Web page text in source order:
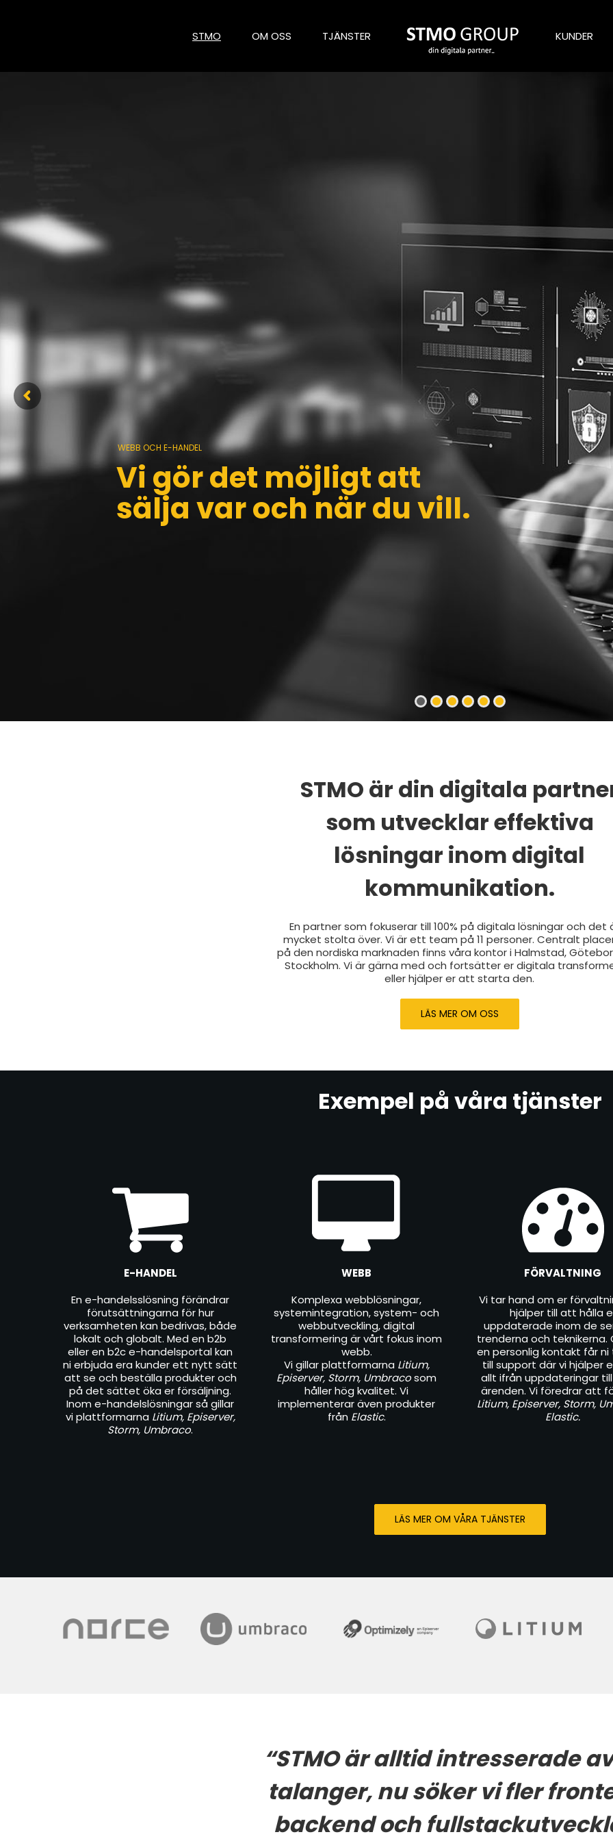
STMO OM OSS TJÄNSTER KUNDER
Vi gör det möjligt att
sälja var och när du vill.
WEBB OCH E-HANDEL
STMO är din digitala
som utvecklar effektiva
lösningar inom digital
kommunikation.
En partner som fokuserar till 100% på digitala lösningar och det
mycket stolta över. Vi är ett team på 11 personer. Centralt
på den nordiska marknaden finns våra kontor i Halmstad,
Stockholm. Vi är gärna med och fortsätter er digitala
eller hjälper er att starta den.
LÄS MER OM OSS
Exempel på våra tjänster
E-HANDEL
En e-handelsslösning förändrar
förutsättningarna för hur
verksamheten kan bedrivas, både
lokalt och globalt. Med en b2b
eller en b2c e-handelsportal kan
ni erbjuda era kunder ett nytt sätt
att se och beställa produkter och
på det sättet öka er försäljning.
Inom e-handelslösningar så gillar
vi plattformarna Litium, Episerver,
Storm, Umbraco.
WEBB
Komplexa webblösningar,
systemintegration, system- och
webbutveckling, digital
transformering är vårt fokus inom
webb.
Vi gillar plattformarna Litium,
Episerver, Storm, Umbracosom
håller hög kvalitet. Vi
implementerar även produkter
från Elastic.
FÖRVALTNING
Vi tar hand om er
hjälper till att hålla
uppdaterade inom de
trenderna och teknikerna.
en personlig kontakt får ni
till support där vi hjälper
allt ifrån uppdateringar
ärenden. Vi föredrar att
Litium, Episerver, Storm,
Elastic.
LÄS MER OM VÅRA TJÄNSTER
“STMO är alltid intresserade
talanger, nu söker vi fler
backend och